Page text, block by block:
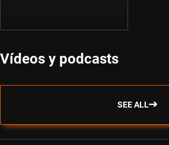
Vídeos y podcasts
SEE ALL